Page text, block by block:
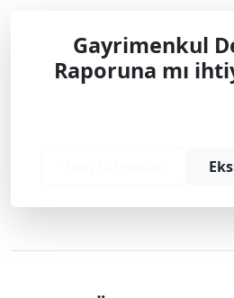
Gayrimenkul
Raporuna mı